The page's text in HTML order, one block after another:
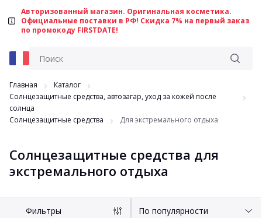
Авторизованный магазин. Оригинальная косметика.
Официальные поставки в РФ! Скидка 7% на первый заказ
по промокоду FIRSTDATE!
Главная
Каталог
Солнцезащитные средства, автозагар, уход за кожей после
солнца
Солнцезащитные средства
Для экстремального отдыха
Солнцезащитные средства для
экстремального отдыха
Фильтры
По популярности